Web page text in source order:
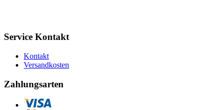
Service Kontakt
Kontakt
Versandkosten
Zahlungsarten